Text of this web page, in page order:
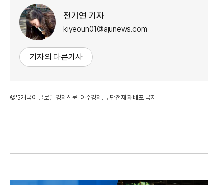
전기연 기자
kiyeoun01@ajunews.com
기자의 다른기사
©'5개국어 글로벌 경제신문' 아주경제. 무단전재·재배포 금지